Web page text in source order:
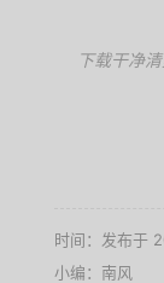
下载干净
时间：发布于
小编：南风